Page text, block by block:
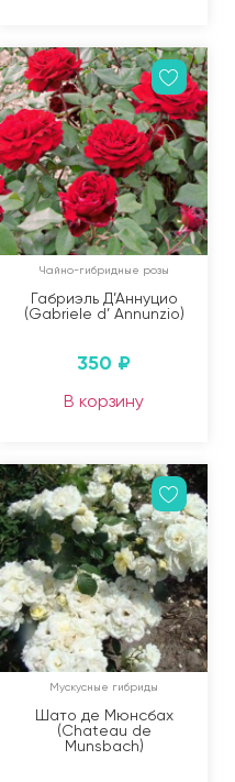
Чайно-гибридные розы
Габриэль Д’Аннуцио
(Gabriele d’ Annunzio)
350 ₽
В корзину
Мускусные гибриды
Шато де Мюнсбах
(Chateau de
Munsbach)